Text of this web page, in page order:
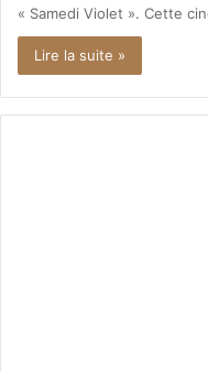
« Samedi Violet ». Cette
Lire la suite »